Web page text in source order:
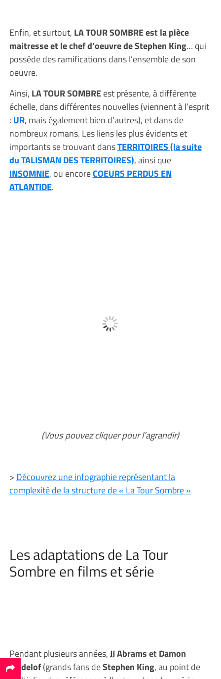
Enfin, et surtout, LA TOUR SOMBRE est la pièce
maitresse et le chef d’oeuvre de Stephen King… qui
possède des ramifications dans l’ensemble de son
oeuvre.
Ainsi, LA TOUR SOMBREest présente, à différente
échelle, dans différentes nouvelles (viennent à l’esprit
: UR, mais également bien d’autres), et dans de
nombreux romans. Les liens les plus évidents et
importants se trouvant dansTERRITOIRES (la suite
du TALISMAN DES TERRITOIRES), ainsi que
INSOMNIE, ou encoreCOEURS PERDUS EN
ATLANTIDE.
(Vous pouvez cliquer pour l’agrandir)
> Découvrez une infographie représentant la
complexité de la structure de « La Tour Sombre »
Les adaptations de La Tour
Sombre en films et série
Pendant plusieurs années,JJ Abrams et Damon
Lindelof(grands fans deStephen King, au point de